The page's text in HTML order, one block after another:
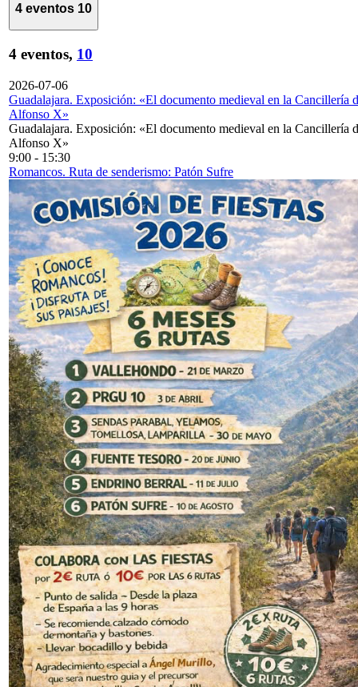
4 eventos 10
4 eventos, 10
2026-07-06
Guadalajara. Exposición: «El documento medieval en la Cancillería
Alfonso X»
Guadalajara. Exposición: «El documento medieval en la Cancillería
Alfonso X»
9:00 - 15:30
Romancos. Ruta de senderismo: Patón Sufre